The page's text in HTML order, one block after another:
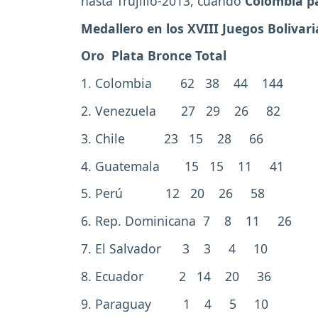
Medallero en los XVIII Juegos
Oro Plata Bronce Total
1. Colombia 62 38 44 144
2. Venezuela 27 29 26 82
3. Chile 23 15 28 66
4. Guatemala 15 15 11 41
5. Perú 12 20 26 58
6. Rep. Dominicana 7 8 11 26
7. El Salvador 3 3 4 10
8. Ecuador 2 14 20 36
9. Paraguay 1 4 5 10